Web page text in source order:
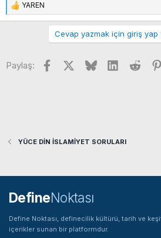
T
e
l
YAREN
Cevap yazmak için giriş yap
Paylaş: Facebook BlueskyLinkedIn
Reddit
YÜCE DİN İSLAMİYET SORULARI
DefineNoktası
Define Noktası, definecilik kültürü, tarih ve
içerikler sunan bir platformdur.